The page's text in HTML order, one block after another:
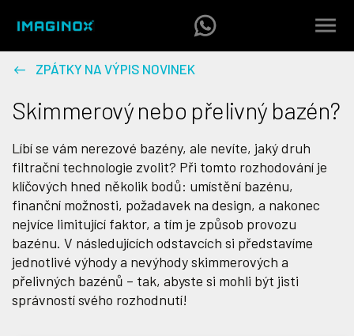
ZPÁTKY NA VÝPIS NOVINEK
Skimmerový nebo přelivný bazén?
Líbí se vám nerezové bazény, ale nevíte, jaký druh
filtrační technologie zvolit? Při tomto rozhodování je
klíčových hned několik bodů: umístění bazénu,
finanční možnosti, požadavek na design, a nakonec
nejvíce limitující faktor, a tím je způsob provozu
bazénu. V následujících odstavcích si představíme
jednotlivé výhody a nevýhody skimmerových a
přelivných bazénů – tak, abyste si mohli být jisti
správností svého rozhodnutí!